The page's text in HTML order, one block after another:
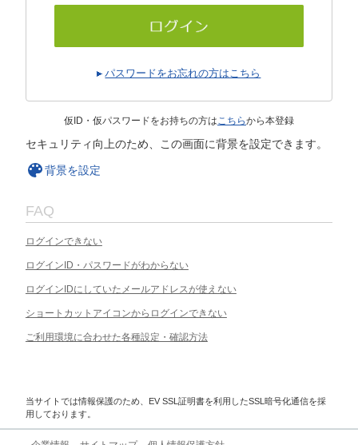
パスワードをお忘れの方はこちら
仮ID・仮パスワードをお持ちの方はこちらから本登録
セキュリティ向上のため、この画面に背景を設定できます。
背景を設定
FAQ
ログインできない
ログインID・パスワードがわからない
ログインIDにしていたメールアドレスが使えない
ショートカットアイコンからログインできない
ご利用環境に合わせた各種設定・確認方法
当サイトでは情報保護のため、EV SSL証明書を利用したSSL暗号化通信を採
用しております。